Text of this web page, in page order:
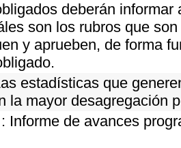
deberán
son los rubros que
y aprueben, de forma
estadísticas que
la mayor desagregación
Informe de avances